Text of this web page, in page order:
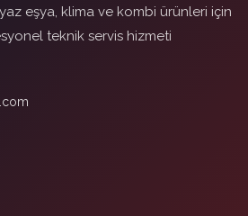
eşya, klima ve kombi ürünleri için
teknik servis hizmeti